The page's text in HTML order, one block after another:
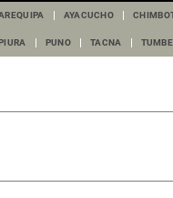
AYACUCHO
PUNO TACNA